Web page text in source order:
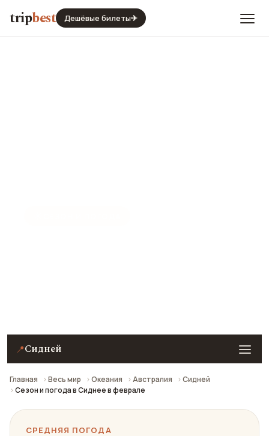
tripbest Дешёвые билеты✈
📍Сидней
Главная Весь мир Океания Австралия
Сидней
Сезон и погода в Сиднее в феврале
СРЕДНЯЯ ПОГОДА